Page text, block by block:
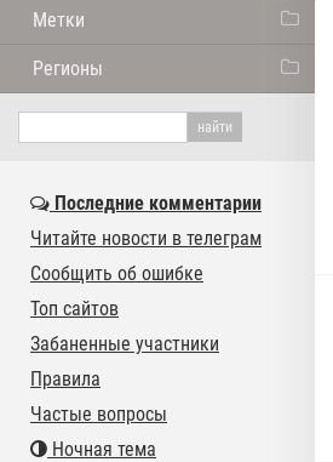
Метки
Регионы
Последние комментарии
Читайте новости в телеграм
Сообщить об ошибке
Топ сайтов
Забаненные участники
Правила
Частые вопросы
Ночная тема